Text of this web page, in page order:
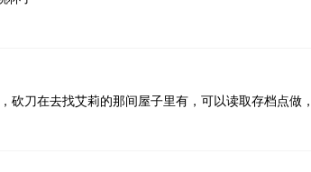
砍刀在去找艾莉的那间屋子里有，可以读取存档点做